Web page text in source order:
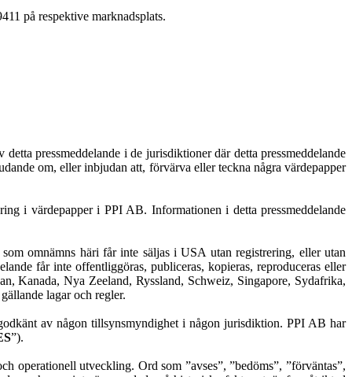
på respektive marknadsplats.
pressmeddelande i de jurisdiktioner där detta pressmeddelande
om, eller inbjudan att, förvärva eller teckna några värdepapper
i värdepapper i PPI AB. Informationen i detta pressmeddelande
omnämns häri får inte säljas i USA utan registrering, eller utan
får inte offentliggöras, publiceras, kopieras, reproduceras eller
Kanada, Nya Zeeland, Ryssland, Schweiz, Singapore, Sydafrika,
lagar och regler.
av någon tillsynsmyndighet i någon jurisdiktion. PPI AB har
”).
operationell utveckling. Ord som ”avses”, ”bedöms”, ”förväntas”,